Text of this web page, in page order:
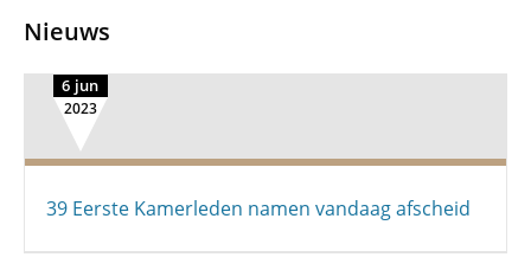
Nieuws
6 jun
2023
39 Eerste Kamerleden namen vandaag afscheid